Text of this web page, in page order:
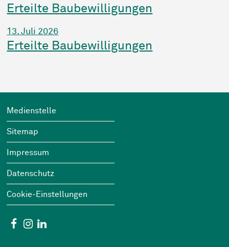
Erteilte Baubewilligungen
13. Juli 2026
Erteilte Baubewilligungen
Footer
Wichtige Links
Medienstelle
Sitemap
Impressum
Datenschutz
Cookie-Einstellungen
Social Media
Facebook
Instagram